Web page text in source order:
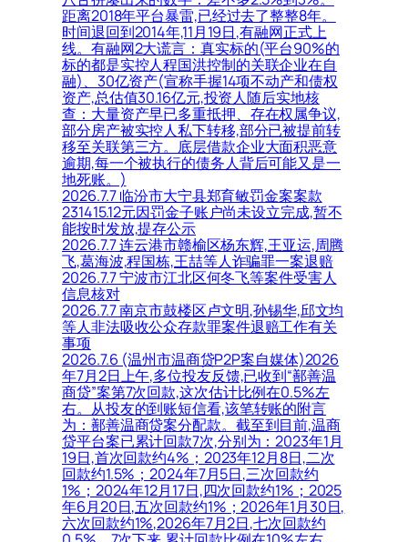
距离2018年平台暴雷,已经过去了整整8年。
时间退回到2014年,11月19日,有融网正式上
线。有融网2大谎言：真实标的(平台90%的
标的都是实控人程国洪控制的关联企业在自
融)、30亿资产(宣称手握14项不动产和债权
资产,总估值30.16亿元,投资人随后实地核
查：大量资产早已多重抵押、存在权属争议,
部分房产被实控人私下转移,部分已被提前转
移至关联第三方。底层借款企业大面积恶意
逾期,每一个被执行的债务人背后可能又是一
地死账。)
2026.7.7 临汾市大宁县郑育敏罚金案案款
231415.12元因罚金子账户尚未设立完成,暂不
能按时发放,提存公示
2026.7.7 连云港市赣榆区杨东辉,王亚运,周腾
飞,葛海波,程国栋,王喆等人诈骗罪一案退赔
2026.7.7 宁波市江北区何冬飞等案件受害人
信息核对
2026.7.7 南京市鼓楼区卢文明,孙锡华,邱文均
等人非法吸收公众存款罪案件退赔工作有关
事项
2026.7.6 (温州市温商贷P2P案自媒体)2026
年7月2日上午,多位投友反馈,已收到“鄯善温
商贷”案第7次回款,这次估计比例在0.5%左
右。从投友的到账短信看,该笔转账的附言
为：鄯善温商贷案分配款。截至到目前,温商
贷平台案已累计回款7次,分别为：2023年1月
19日,首次回款约4%；2023年12月8日,二次
回款约1.5%；2024年7月5日,三次回款约
1%；2024年12月17日,四次回款约1%；2025
年6月20日,五次回款约1%；2026年1月30日,
六次回款约1%,2026年7月2日,七次回款约